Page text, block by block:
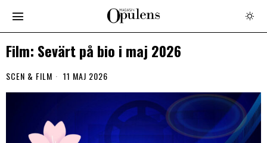
Film: Sevärt på bio i maj 2026
SCEN & FILM 11 MAJ 2026